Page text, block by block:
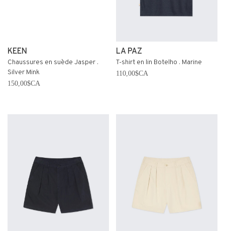
KEEN
Chaussures en suède Jasper .
Silver Mink
150,00$CA
LA PAZ
T-shirt en lin Botelho . Marine
110,00$CA